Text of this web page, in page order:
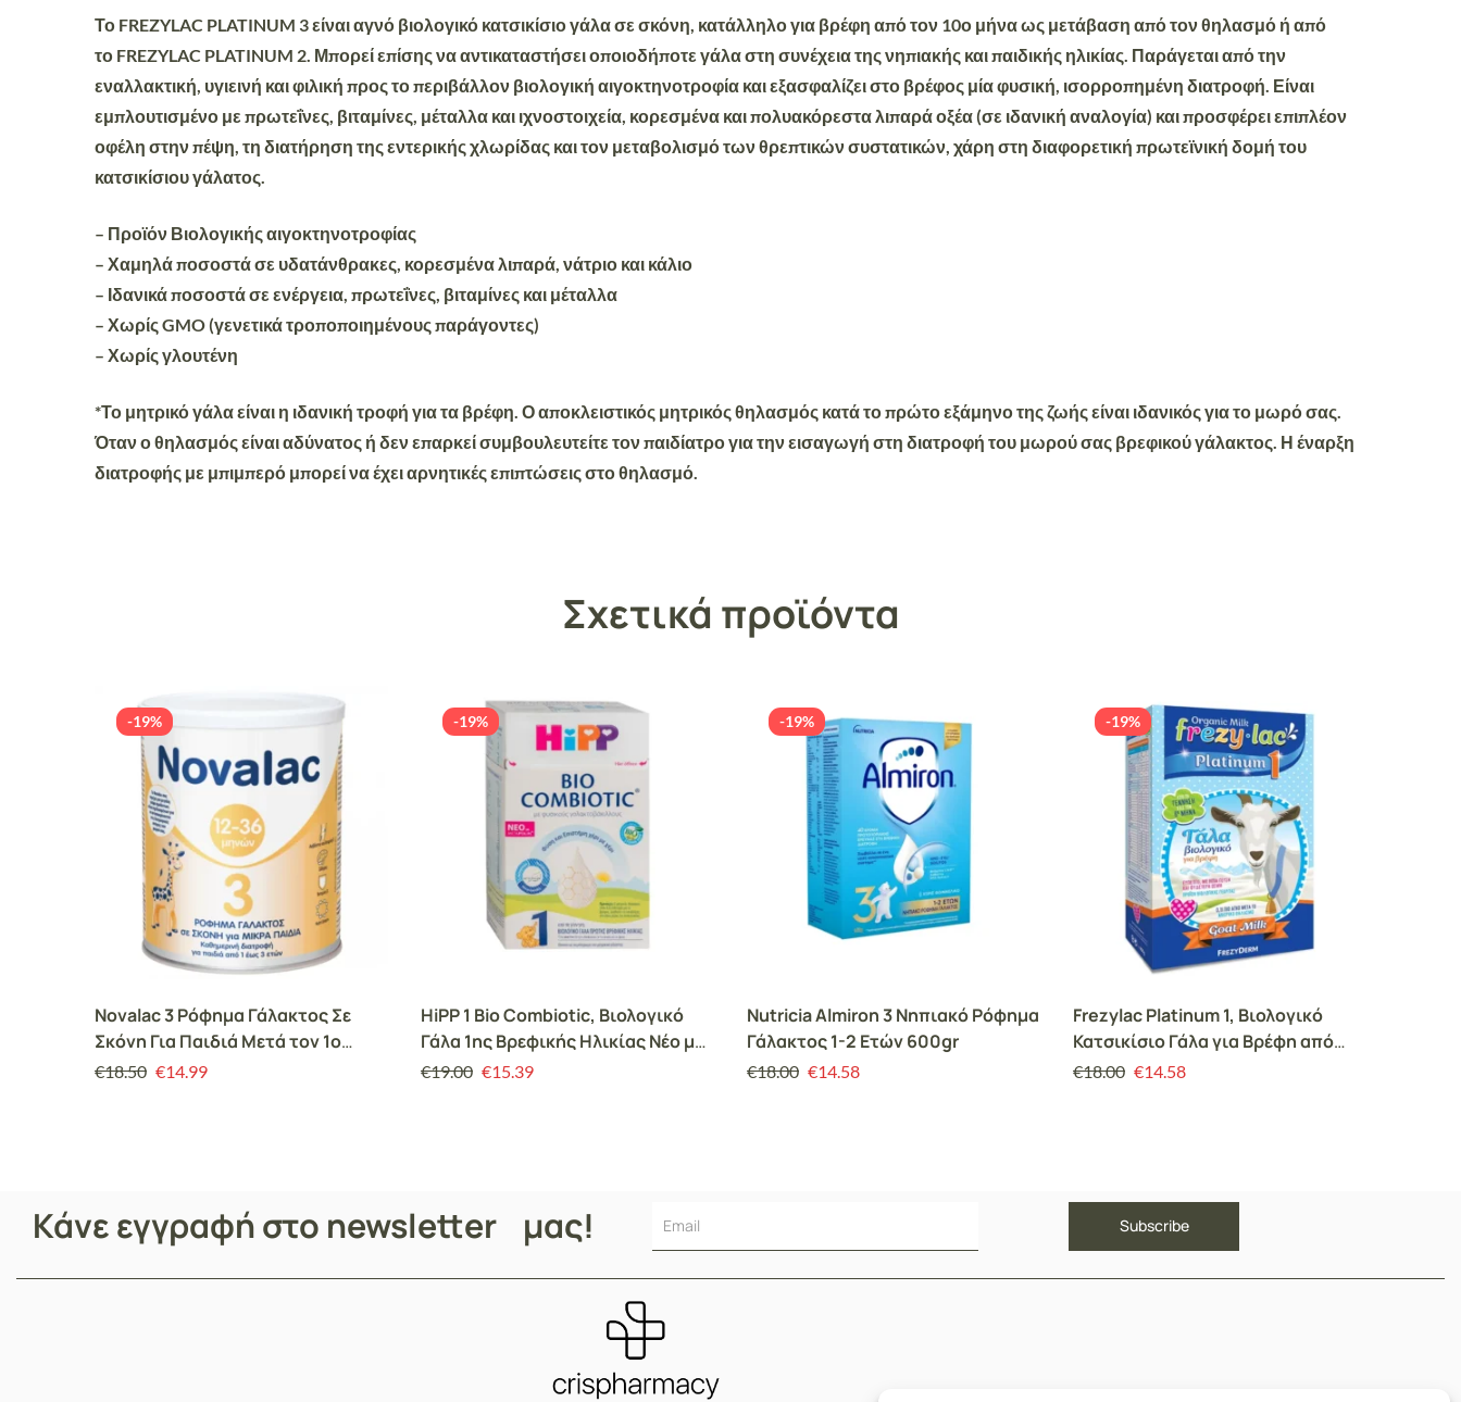
Το FREZYLAC PLATINUM 3 είναι αγνό βιολογικό κατσικίσιο γάλα σε σκόνη, κατάλληλο για βρέφη από τον 10ο μήνα ως μετάβαση από τον θηλασμό ή από
το FREZYLAC PLATINUM 2. Μπορεί επίσης να αντικαταστήσει οποιοδήποτε γάλα στη συνέχεια της νηπιακής και παιδικής ηλικίας. Παράγεται από την
εναλλακτική, υγιεινή και φιλική προς το περιβάλλον βιολογική αιγοκτηνοτροφία και εξασφαλίζει στο βρέφος μία φυσική, ισορροπημένη διατροφή. Είναι
εμπλουτισμένο με πρωτεΐνες, βιταμίνες, μέταλλα και ιχνοστοιχεία, κορεσμένα και πολυακόρεστα λιπαρά οξέα (σε ιδανική αναλογία) και προσφέρει επιπλέον
οφέλη στην πέψη, τη διατήρηση της εντερικής χλωρίδας και τον μεταβολισμό των θρεπτικών συστατικών, χάρη στη διαφορετική πρωτεϊνική δομή του
κατσικίσιου γάλατος.
– Προϊόν Βιολογικής αιγοκτηνοτροφίας
– Χαμηλά ποσοστά σε υδατάνθρακες, κορεσμένα λιπαρά, νάτριο και κάλιο
– Ιδανικά ποσοστά σε ενέργεια, πρωτεΐνες, βιταμίνες και μέταλλα
– Χωρίς GMO (γενετικά τροποποιημένους παράγοντες)
– Χωρίς γλουτένη
*Το μητρικό γάλα είναι η ιδανική τροφή για τα βρέφη. Ο αποκλειστικός μητρικός θηλασμός κατά το πρώτο εξάμηνο της ζωής είναι ιδανικός για το μωρό σας.
Όταν ο θηλασμός είναι αδύνατος ή δεν επαρκεί συμβουλευτείτε τον παιδίατρο για την εισαγωγή στη διατροφή του μωρού σας βρεφικού γάλακτος. Η έναρξη
διατροφής με μπιμπερό μπορεί να έχει αρνητικές επιπτώσεις στο θηλασμό.
Σχετικά προϊόντα
-19%
Novalac 3 Ρόφημα Γάλακτος Σε
Σκόνη Για Παιδιά Μετά τον 1o
Χρόνο 400gr
€18.50 €14.99
-19%
HiPP 1 Bio Combiotic, Βιολογικό
Γάλα 1ης Βρεφικής Ηλικίας Νέο με
Metafolin 600gr
€19.00 €15.39
-19%
Nutricia Almiron 3 Νηπιακό Ρόφημα
Γάλακτος 1-2 Ετών 600gr
€18.00 €14.58
-19%
Frezylac Platinum 1, Βιολογικό
Κατσικίσιο Γάλα για Βρέφη από
την Γέννηση έως τον 6 μήνα 400gr
€18.00 €14.58
Κάνε εγγραφή στο newsletter μας!